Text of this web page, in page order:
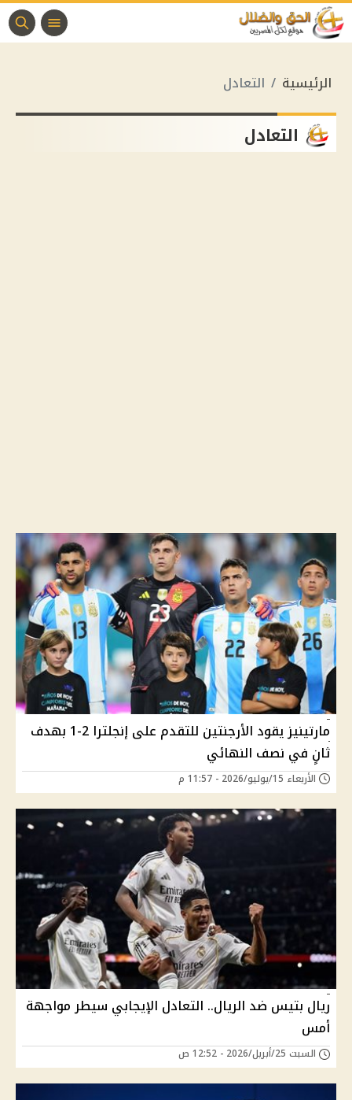
الرئيسية التعادل
التعادل
مارتينيز يقود الأرجنتين للتقدم على إنجلترا 2-1 بهدف
ثانٍ في نصف النهائي
الأربعاء 15/يوليو/2026 - 11:57 م
ريال بتيس ضد الريال.. التعادل الإيجابي سيطر مواجهة
أمس
السبت 25/أبريل/2026 - 12:52 ص